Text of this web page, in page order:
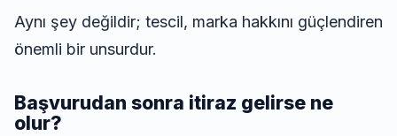
Aynı şey değildir; tescil, marka hakkını güçlendiren
önemli bir unsurdur.
Başvurudan sonra itiraz gelirse ne
olur?